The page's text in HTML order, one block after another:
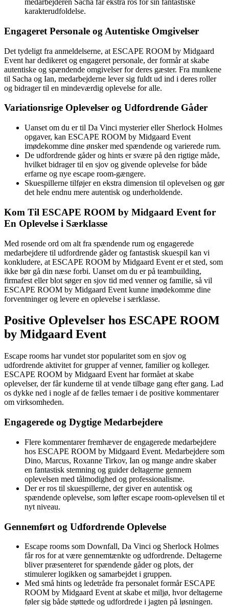
medarbejderen Sacha får ekstra ros for sin fantastiske
karakterudfoldelse.
Engageret Personale og Autentiske Omgivelser
Det tydeligt fra anmeldelserne, at ESCAPE ROOM by Midgaard
Event har dedikeret og engageret personale, der formår at skabe
autentiske og spændende omgivelser for deres gæster. Fra munkene
til Sacha og Ian, medarbejderne lever sig fuldt ud ind i deres roller
og bidrager til en mindeværdig oplevelse for alle.
Variationsrige Oplevelser og Udfordrende Gåder
Uanset om du er til Da Vinci mysterier eller Sherlock Holmes
opgaver, kan ESCAPE ROOM by Midgaard Event
imødekomme dine ønsker med spændende og varierede rum.
De udfordrende gåder og hints er svære på den rigtige måde,
hvilket bidrager til en sjov og givende oplevelse for både
erfarne og nye escape room-gængere.
Skuespillerne tilføjer en ekstra dimension til oplevelsen og gør
det hele endnu mere autentisk og underholdende.
Kom Til ESCAPE ROOM by Midgaard Event for
En Oplevelse i Særklasse
Med rosende ord om alt fra spændende rum og engagerede
medarbejdere til udfordrende gåder og fantastisk skuespil kan vi
konkludere, at ESCAPE ROOM by Midgaard Event er et sted, som
ikke bør gå din næse forbi. Uanset om du er på teambuilding,
firmafest eller blot søger en sjov tid med venner og familie, så vil
ESCAPE ROOM by Midgaard Event kunne imødekomme dine
forventninger og levere en oplevelse i særklasse.
Positive Oplevelser hos ESCAPE ROOM
by Midgaard Event
Escape rooms har vundet stor popularitet som en sjov og
udfordrende aktivitet for grupper af venner, familier og kolleger.
ESCAPE ROOM by Midgaard Event har formået at skabe
oplevelser, der får kunderne til at vende tilbage gang efter gang. Lad
os dykke ned i nogle af de fælles temaer i de positive kommentarer
om virksomheden.
Engagerede og Dygtige Medarbejdere
Flere kommentarer fremhæver de engagerede medarbejdere
hos ESCAPE ROOM by Midgaard Event. Medarbejdere som
Dino, Marcus, Roxanne Tirkov, Ian og mange andre skaber
en fantastisk stemning og guider deltagerne gennem
oplevelsen med tålmodighed og professionalisme.
Der er ros til skuespillerne, der giver en autentisk og
spændende oplevelse, som løfter escape room-oplevelsen til et
nyt niveau.
Gennemført og Udfordrende Oplevelse
Escape rooms som Downfall, Da Vinci og Sherlock Holmes
får ros for at være gennemtænkte og udfordrende. Deltagerne
bliver præsenteret for spændende gåder og plots, der
stimulerer logikken og samarbejdet i gruppen.
Med små hints og ledetråde fra personalet formår ESCAPE
ROOM by Midgaard Event at skabe et miljø, hvor deltagerne
føler sig både støttede og udfordrede i jagten på løsningen.